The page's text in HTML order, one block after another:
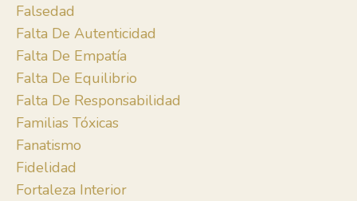
Falsedad
Falta De Autenticidad
Falta De Empatía
Falta De Equilibrio
Falta De Responsabilidad
Familias Tóxicas
Fanatismo
Fidelidad
Fortaleza Interior